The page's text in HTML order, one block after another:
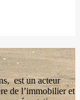
est un acteur
de l’immobilier et